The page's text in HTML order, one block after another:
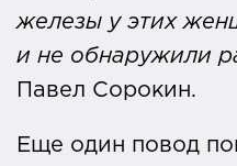
железы у этих
и не обнаружили
Павел Сорокин.
Еще один повод